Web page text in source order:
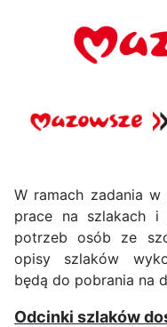
W ramach zadania
prace na szlakach
potrzeb osób ze
opisy szlaków
będą do pobrania na
Odcinki szlaków